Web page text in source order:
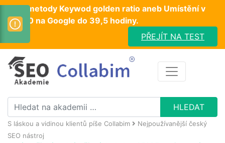
Test metody Keywod golden ratio aneb Umístění v
TOP10 na Google do 39,5 hodiny.
PŘEJÍT NA TEST
S láskou a vidinou klientů píše Collabim
Nejpoužívanější český
SEO nástroj